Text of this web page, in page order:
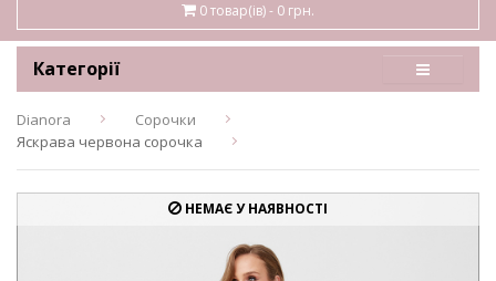
0 товар(ів) - 0 грн.
Категорії
Dianora
Сорочки
Яскрава червона сорочка
НЕМАЄ У НАЯВНОСТІ